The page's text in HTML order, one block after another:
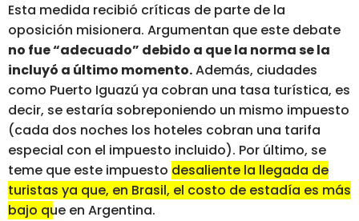
Esta medida recibió críticas de parte de la
oposición misionera. Argumentan que este debate
no fue “adecuado” debido a que la norma se la
incluyó a último momento.Además, ciudades
como Puerto Iguazú ya cobran una tasa turística, es
decir, se estaría sobreponiendo un mismo impuesto
(cada dos noches los hoteles cobran una tarifa
especial con el impuesto incluido). Por último, se
teme que este impuesto desaliente la llegada de
turistas ya que, en Brasil, el costo de estadía es más
bajo que en Argentina.